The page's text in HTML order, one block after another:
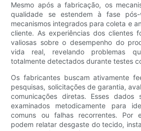
Mesmo após a fabricação, os
qualidade se estendem à fase
mecanismos integrados para coleta e
cliente. As experiências dos clientes
valiosas sobre o desempenho do
vida real, revelando problemas
totalmente detectados durante testes
Os fabricantes buscam ativamente
pesquisas, solicitações de garantia,
comunicações diretas. Esses dados
examinados metodicamente para
comuns ou falhas recorrentes. Por
podem relatar desgaste do tecido,